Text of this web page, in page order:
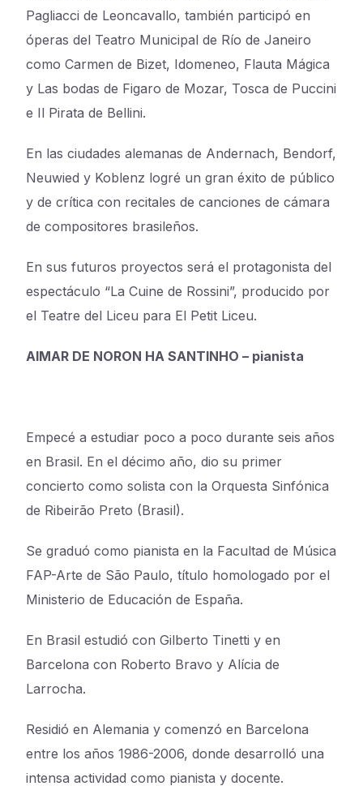
Pagliacci de Leoncavallo, también participó en
óperas del Teatro Municipal de Río de Janeiro
como Carmen de Bizet, Idomeneo, Flauta Mágica
y Las bodas de Figaro de Mozar, Tosca de Puccini
e Il Pirata de Bellini.
En las ciudades alemanas de Andernach, Bendorf,
Neuwied y Koblenz logré un gran éxito de público
y de crítica con recitales de canciones de cámara
de compositores brasileños.
En sus futuros proyectos será el protagonista del
espectáculo “La Cuine de Rossini”, producido por
el Teatre del Liceu para El Petit Liceu.
AIMAR DE NORON HA SANTINHO – pianista
Empecé a estudiar poco a poco durante seis años
en Brasil. En el décimo año, dio su primer
concierto como solista con la Orquesta Sinfónica
de Ribeirão Preto (Brasil).
Se graduó como pianista en la Facultad de Música
FAP-Arte de São Paulo, título homologado por el
Ministerio de Educación de España.
En Brasil estudió con Gilberto Tinetti y en
Barcelona con Roberto Bravo y Alícia de
Larrocha.
Residió en Alemania y comenzó en Barcelona
entre los años 1986-2006, donde desarrolló una
intensa actividad como pianista y docente.